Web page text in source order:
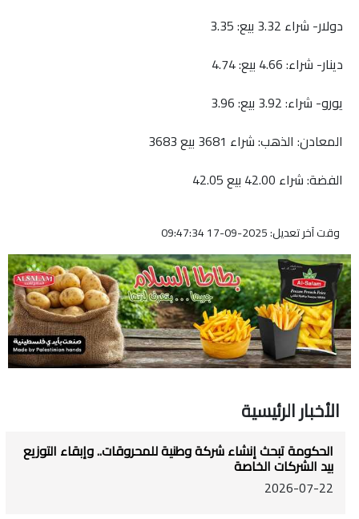
دولار- شراء 3.32 بيع: 3.35
دينار- شراء: 4.66 بيع: 4.74
يورو- شراء: 3.92 بيع: 3.96
المعادن: الذهب: شراء 3681 بيع 3683
الفضة: شراء 42.00 بيع 42.05
وقت آخر تعديل: 2025-09-17 09:47:34
الأخبار الرئيسية
الحكومة تبحث إنشاء شركة وطنية للمحروقات.. وإبقاء التوزيع
بيد الشركات الخاصة
2026-07-22